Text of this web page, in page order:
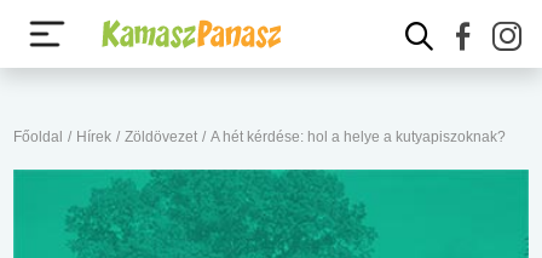
Főoldal / Hírek / Zöldövezet / A hét kérdése: hol a helye a kutyapiszoknak?